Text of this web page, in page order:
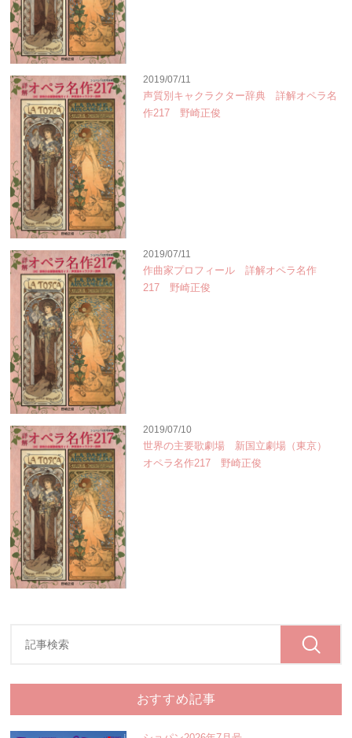
2019/07/11
声質別キャクラクター辞典 詳解オペラ名
作217 野崎正俊
2019/07/11
作曲家プロフィール 詳解オペラ名作
217 野崎正俊
2019/07/10
世界の主要歌劇場 新国立劇場（東京）
オペラ名作217 野崎正俊
おすすめ記事